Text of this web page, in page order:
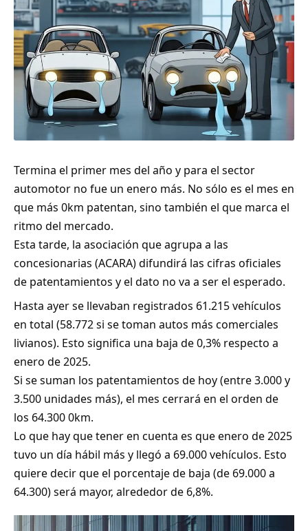
Termina el primer mes del año y para el sector
automotor no fue un enero más. No sólo es el mes en
que más 0km patentan, sino también el que marca el
ritmo del mercado.
Esta tarde, la asociación que agrupa a las
concesionarias (ACARA) difundirá las cifras oficiales
de patentamientos y el dato no va a ser el esperado.
Hasta ayer se llevaban registrados 61.215 vehículos
en total (58.772 si se toman autos más comerciales
livianos). Esto significa una baja de 0,3% respecto a
enero de 2025.
Si se suman los patentamientos de hoy (entre 3.000 y
3.500 unidades más), el mes cerrará en el orden de
los 64.300 0km.
Lo que hay que tener en cuenta es que enero de 2025
tuvo un día hábil más y llegó a 69.000 vehículos. Esto
quiere decir que el porcentaje de baja (de 69.000 a
64.300) será mayor, alrededor de 6,8%.